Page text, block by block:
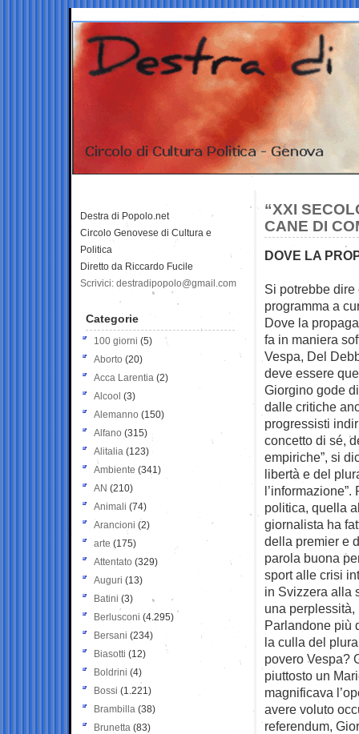
“XXI
CANE DI
DOVE LA
Si potrebbe
programma a
Dove la
fa in maniera
Vespa, Del
deve essere
Giorgino gode
dalle critiche
progressisti
concetto di sé,
empiriche”, si
libertà e del
politica, quella
giornalista ha
della premier e
parola buona
sport alle crisi
in Svizzera alla
una
Parlandone più
la culla del
povero Vespa?
piuttosto un
magnificava
avere voluto
referendum,
Destra di Popolo.net
Circolo Genovese di Cultura e
Politica
Diretto da Riccardo Fucile
Scrivici: destradipopolo@gmail.com
Categorie
100 giorni (5)
Aborto (20)
Acca Larentia (2)
Alcool (3)
Alemanno (150)
Alfano (315)
Alitalia (123)
Ambiente (341)
AN (210)
Animali (74)
Arancioni (2)
arte (175)
Attentato (329)
Auguri (13)
Batini (3)
Berlusconi (4.295)
Bersani (234)
Biasotti (12)
Boldrini (4)
Bossi (1.221)
Brambilla (38)
Brunetta (83)